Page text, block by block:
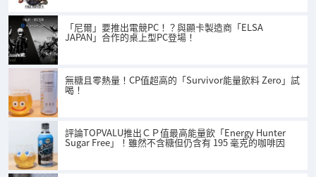
「尼爾」要推出電競PC！？與顯卡製造商「ELSA
JAPAN」合作的桌上型PC登場！
無糖且零熱量！CP值超高的「Survivor能量飲料 Zero」試
喝！
評論TOPVALU推出ＣＰ值最高能量飲「Energy Hunter
Sugar Free」！雖然不含糖但仍含有 195 毫克的咖啡因